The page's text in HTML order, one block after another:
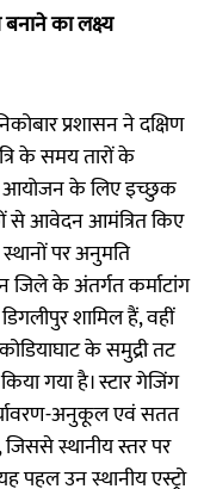
का लक्ष्य
प्रशासन ने दक्षिण
के समय तारों के
आयोजन के लिए इच्छुक
से आवेदन आमंत्रित किए
स्थानों पर अनुमति
जिले के अंतर्गत कर्माटांग
शामिल हैं, वहीं
के समुद्री तट
गया है। स्टार गेजिंग
अनुकूल एवं सतत
स्थानीय स्तर पर
उन स्थानीय एस्ट्रो